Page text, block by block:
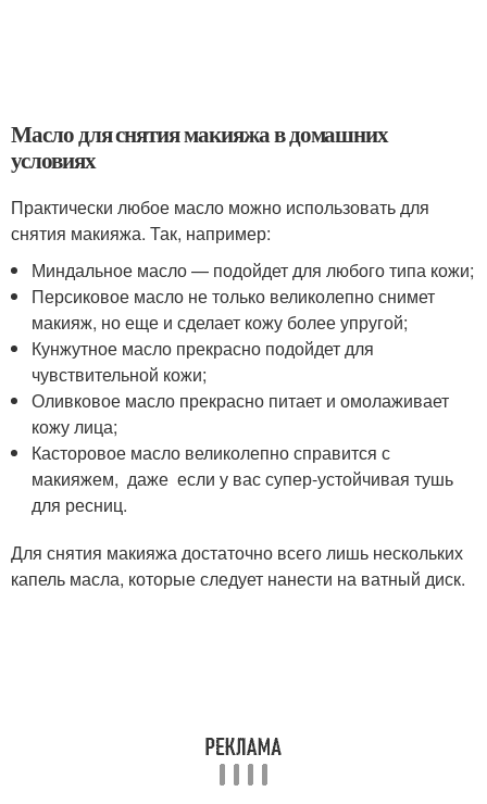
Масло для снятия макияжа в домашних
условиях
Практически любое масло можно использовать для
снятия макияжа. Так, например:
Миндальное масло — подойдет для любого типа кожи;
Персиковое масло не только великолепно снимет
макияж, но еще и сделает кожу более упругой;
Кунжутное масло прекрасно подойдет для
чувствительной кожи;
Оливковое масло прекрасно питает и омолаживает
кожу лица;
Касторовое масло великолепно справится с
макияжем, даже если у вас супер-устойчивая тушь
для ресниц.
Для снятия макияжа достаточно всего лишь нескольких
капель масла, которые следует нанести на ватный диск.